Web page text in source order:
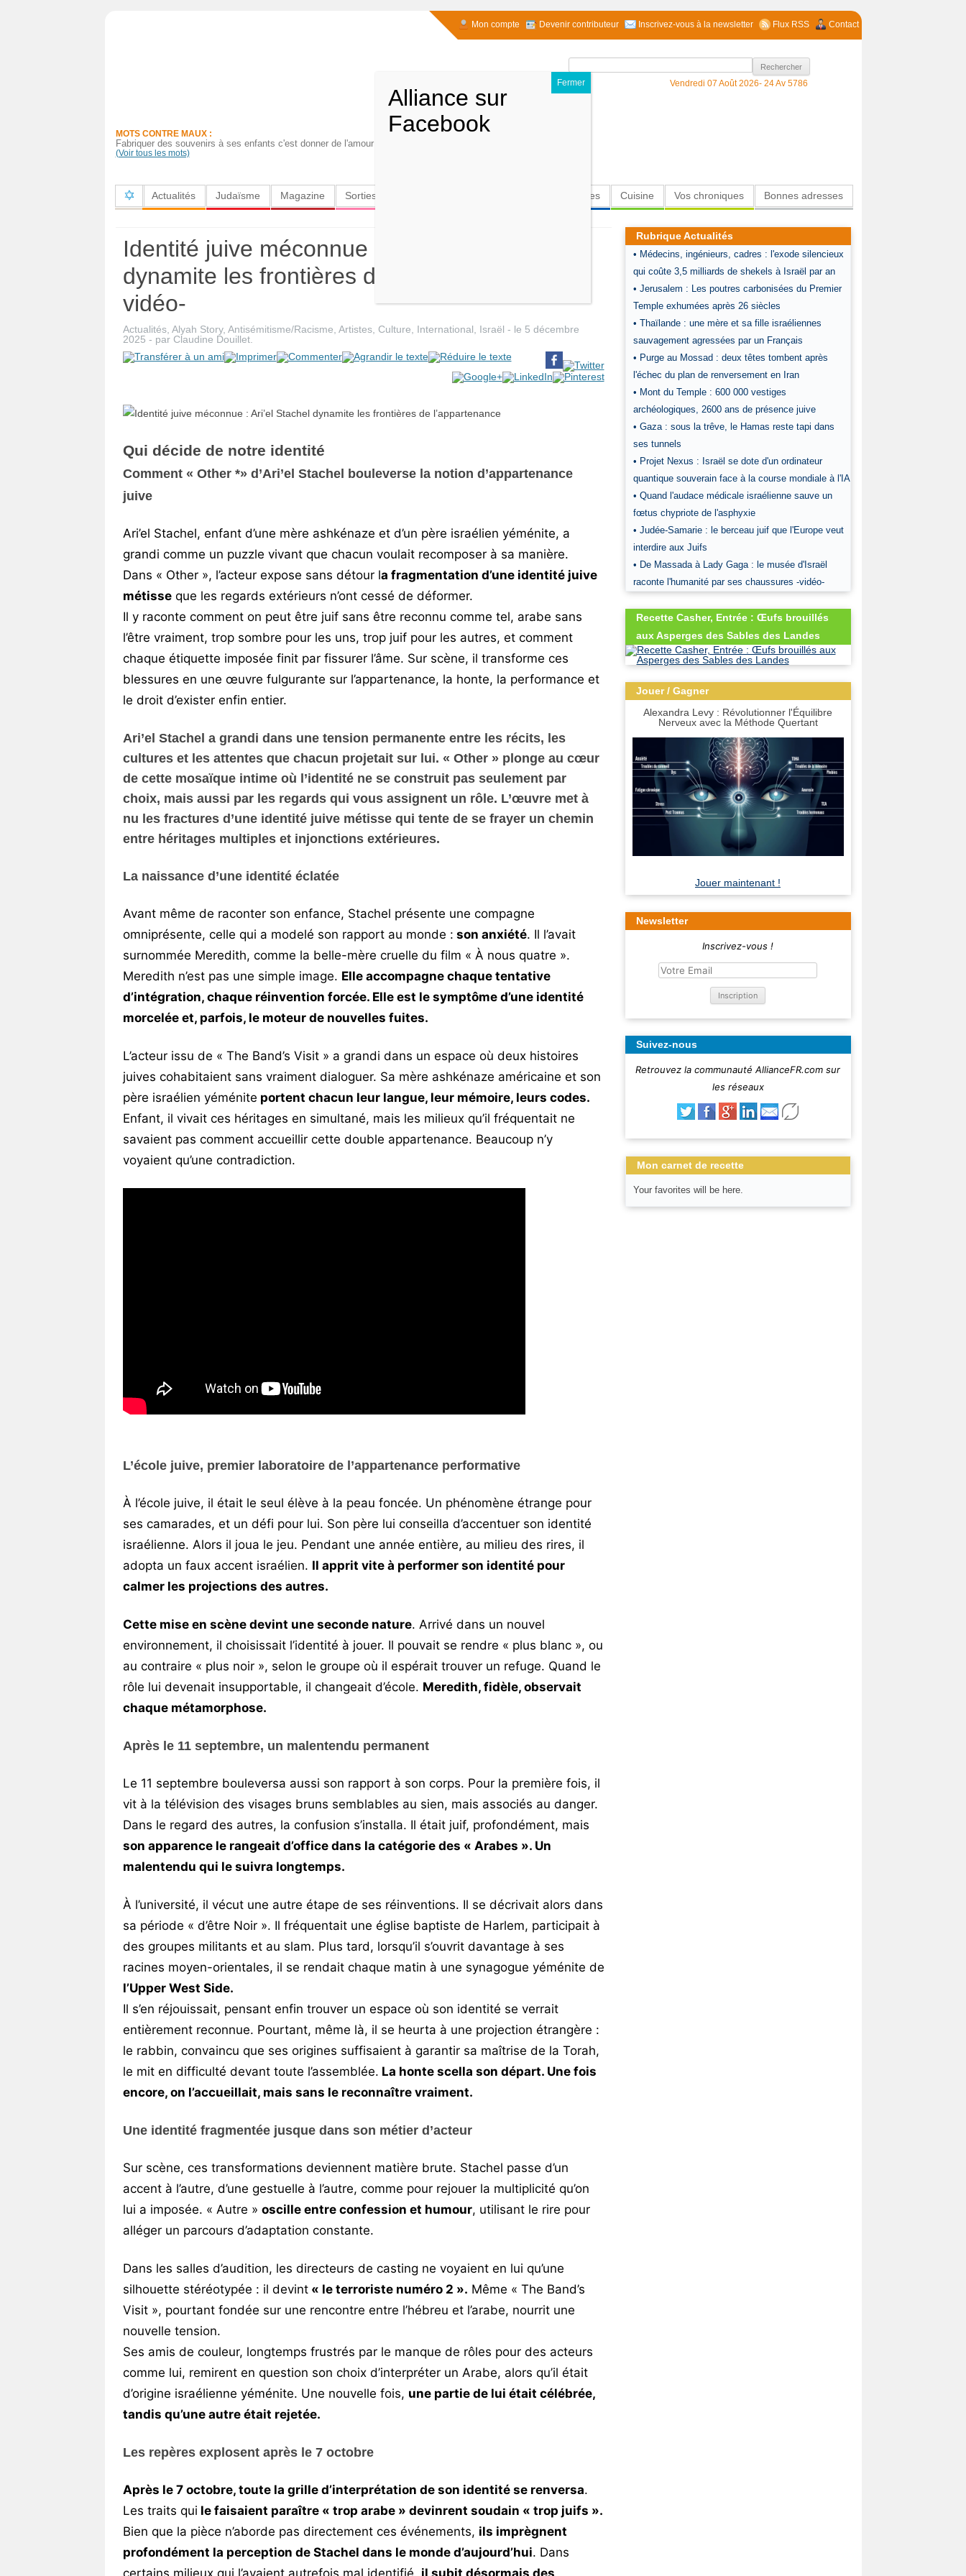
Mon compte Devenir contributeur Inscrivez-vous à la newsletter Flux RSS Contact
MOTS CONTRE MAUX :
Fabriquer des souvenirs à ses enfants c'est donner de l'amour en héritage.. Claudine Douillet
(Voir tous les mots)
Rechercher :
Vendredi 07 Août 2026- 24 Av 5786
Actualités Judaïsme Magazine Sorties Insolites Cuisine Vos chroniques Bonnes adresses
Identité juive méconnue : Ari’el Stachel
dynamite les frontières de l’appartenance -
vidéo-
Actualités, Alyah Story, Antisémitisme/Racisme Artistes, Culture International Israël - le 5 décembre
2025 - par Claudine Douillet.
Qui décide de notre identité
Comment « Other *» d’Ari’el Stachel bouleverse la notion d’appartenance
juive
Ari’el Stachel, enfant d’une mère ashkénaze et d’un père israélien yéménite, a
grandi comme un puzzle vivant que chacun voulait recomposer à sa manière.
Dans « Other », l’acteur expose sans détour la fragmentation d’une identité juive
métisseque les regards extérieurs n’ont cessé de déformer.
Il y raconte comment on peut être juif sans être reconnu comme tel, arabe sans
l’être vraiment, trop sombre pour les uns, trop juif pour les autres, et comment
chaque étiquette imposée finit par fissurer l’âme. Sur scène, il transforme ces
blessures en une œuvre fulgurante sur l’appartenance, la honte, la performance et
le droit d’exister enfin entier.
Ari’el Stachel a grandi dans une tension permanente entre les récits, les
cultures et les attentes que chacun projetait sur lui. « Other » plonge au cœur
de cette mosaïque intime où l’identité ne se construit pas seulement par
choix, mais aussi par les regards qui vous assignent un rôle. L’œuvre met à
nu les fractures d’une identité juive métisse qui tente de se frayer un chemin
entre héritages multiples et injonctions extérieures.
La naissance d’une identité éclatée
Avant même de raconter son enfance, Stachel présente une compagne
omniprésente, celle qui a modelé son rapport au monde : son anxiété. Il l’avait
surnommée Meredith, comme la belle-mère cruelle du film « À nous quatre ».
Meredith n’est pas une simple image. Elle accompagne chaque tentative
d’intégration, chaque réinvention forcée. Elle est le symptôme d’une identité
morcelée et, parfois, le moteur de nouvelles fuites.
L’acteur issu de « The Band’s Visit » a grandi dans un espace où deux histoires
juives cohabitaient sans vraiment dialoguer. Sa mère ashkénaze américaine et son
père israélien yéménite portent chacun leur langue, leur mémoire, leurs codes.
Enfant, il vivait ces héritages en simultané, mais les milieux qu’il fréquentait ne
savaient pas comment accueillir cette double appartenance. Beaucoup n’y
voyaient qu’une contradiction.
L’école juive, premier laboratoire de l’appartenance performative
À l’école juive, il était le seul élève à la peau foncée. Un phénomène étrange pour
ses camarades, et un défi pour lui. Son père lui conseilla d’accentuer son identité
israélienne. Alors il joua le jeu. Pendant une année entière, au milieu des rires, il
adopta un faux accent israélien. Il apprit vite à performer son identité pour
calmer les projections des autres.
Cette mise en scène devint une seconde nature. Arrivé dans un nouvel
environnement, il choisissait l’identité à jouer. Il pouvait se rendre « plus blanc », ou
au contraire « plus noir », selon le groupe où il espérait trouver un refuge. Quand le
rôle lui devenait insupportable, il changeait d’école. Meredith, fidèle, observait
chaque métamorphose.
Après le 11 septembre, un malentendu permanent
Le 11 septembre bouleversa aussi son rapport à son corps. Pour la première fois, il
vit à la télévision des visages bruns semblables au sien, mais associés au danger.
Dans le regard des autres, la confusion s’installa. Il était juif, profondément, mais
son apparence le rangeait d’office dans la catégorie des « Arabes ». Un
malentendu qui le suivra longtemps.
À l’université, il vécut une autre étape de ses réinventions. Il se décrivait alors dans
sa période « d’être Noir ». Il fréquentait une église baptiste de Harlem, participait à
des groupes militants et au slam. Plus tard, lorsqu’il s’ouvrit davantage à ses
racines moyen-orientales, il se rendait chaque matin à une synagogue yéménite de
l’Upper West Side.
Il s’en réjouissait, pensant enfin trouver un espace où son identité se verrait
entièrement reconnue. Pourtant, même là, il se heurta à une projection étrangère :
le rabbin, convaincu que ses origines suffisaient à garantir sa maîtrise de la Torah,
le mit en difficulté devant toute l’assemblée. La honte scella son départ. Une fois
encore, on l’accueillait, mais sans le reconnaître vraiment.
Une identité fragmentée jusque dans son métier d’acteur
Sur scène, ces transformations deviennent matière brute. Stachel passe d’un
accent à l’autre, d’une gestuelle à l’autre, comme pour rejouer la multiplicité qu’on
lui a imposée. « Autre » oscille entre confession et humour, utilisant le rire pour
alléger un parcours d’adaptation constante.
Dans les salles d’audition, les directeurs de casting ne voyaient en lui qu’une
silhouette stéréotypée : il devint« le terroriste numéro 2 ». Même « The Band’s
Visit », pourtant fondée sur une rencontre entre l’hébreu et l’arabe, nourrit une
nouvelle tension.
Ses amis de couleur, longtemps frustrés par le manque de rôles pour des acteurs
comme lui, remirent en question son choix d’interpréter un Arabe, alors qu’il était
d’origine israélienne yéménite. Une nouvelle fois, une partie de lui était célébrée,
tandis qu’une autre était rejetée.
Les repères explosent après le 7 octobre
Après le 7 octobre, toute la grille d’interprétation de son identité se renversa.
Les traits qui le faisaient paraître « trop arabe » devinrent soudain « trop juifs ».
Bien que la pièce n’aborde pas directement ces événements, ils imprègnent
profondément la perception de Stachel dans le monde d’aujourd’hui. Dans
certains milieux qui l’avaient autrefois mal identifié, il subit désormais des
Rubrique Actualités
• Médecins, ingénieurs, cadres : l'exode silencieux
qui coûte 3,5 milliards de shekels à Israël par an
• Jerusalem : Les poutres carbonisées du Premier
Temple exhumées après 26 siècles
• Thaïlande : une mère et sa fille israéliennes
sauvagement agressées par un Français
• Purge au Mossad : deux têtes tombent après
l'échec du plan de renversement en Iran
• Mont du Temple : 600 000 vestiges
archéologiques, 2600 ans de présence juive
• Gaza : sous la trêve, le Hamas reste tapi dans
ses tunnels
• Projet Nexus : Israël se dote d'un ordinateur
quantique souverain face à la course mondiale à l'IA
• Quand l'audace médicale israélienne sauve un
fœtus chypriote de l'asphyxie
• Judée-Samarie : le berceau juif que l'Europe veut
interdire aux Juifs
• De Massada à Lady Gaga : le musée d'Israël
raconte l'humanité par ses chaussures -vidéo-
Recette Casher, Entrée : Œufs brouillés
aux Asperges des Sables des Landes
Jouer / Gagner
Alexandra Levy : Révolutionner l'Équilibre
Nerveux avec la Méthode Quertant
Jouer maintenant !
Newsletter
Inscrivez-vous !
Suivez-nous
Retrouvez la communauté AllianceFR.com sur
les réseaux
Mon carnet de recette
Your favorites will be here.